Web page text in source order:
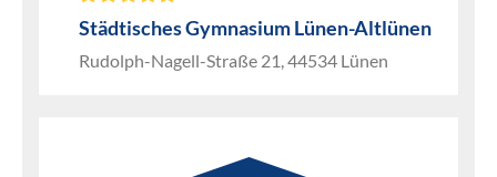
Städtisches Gymnasium Lünen-Altlünen
Rudolph-Nagell-Straße 21, 44534 Lünen